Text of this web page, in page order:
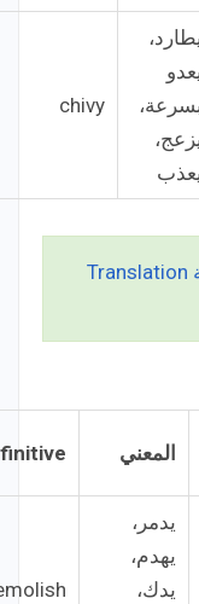
chivy
كتاب أسس الترجمة Translation
المعني
يدمر،
يهدم،
يدك،